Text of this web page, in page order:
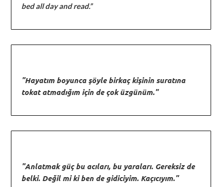
bed all day and read.”
"Hayatım boyunca şöyle birkaç kişinin suratına
tokat atmadığım için de çok üzgünüm."
"Anlatmak güç bu acıları, bu yaraları. Gereksiz de
belki. Değil mi ki ben de gidiciyim. Kaçıcıyım."